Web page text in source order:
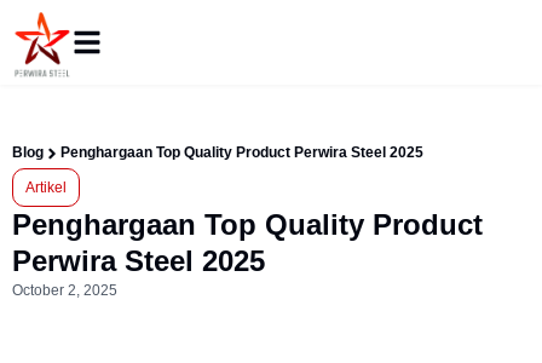
Blog Penghargaan Top Quality Product Perwira Steel 2025
Artikel
Penghargaan Top Quality Product
Perwira Steel 2025
October 2, 2025